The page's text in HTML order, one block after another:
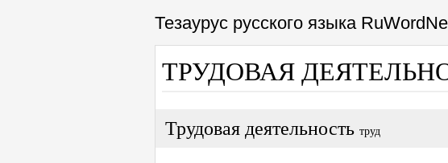
Тезаурус русского языка
ТРУДОВАЯ
Трудовая деятельность труд